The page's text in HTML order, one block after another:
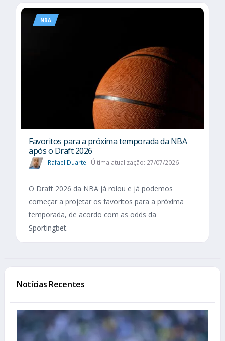
NBA
Favoritos para a próxima temporada da NBA
após o Draft 2026
Rafael Duarte Última atualização: 27/07/2026
O Draft 2026 da NBA já rolou e já podemos
começar a projetar os favoritos para a próxima
temporada, de acordo com as odds da
Sportingbet.
Notícias Recentes